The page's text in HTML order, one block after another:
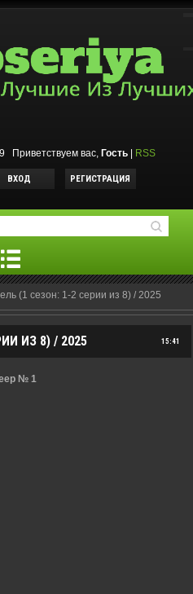
Приветствуем вас, Гость| RSS
ВХОД РЕГИСТРАЦИЯ
(1 сезон: 1-2 серии из 8) / 2025
15:41
ИЗ 8) / 2025
№ 1